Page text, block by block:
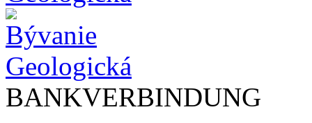
BANKVERBINDUNG